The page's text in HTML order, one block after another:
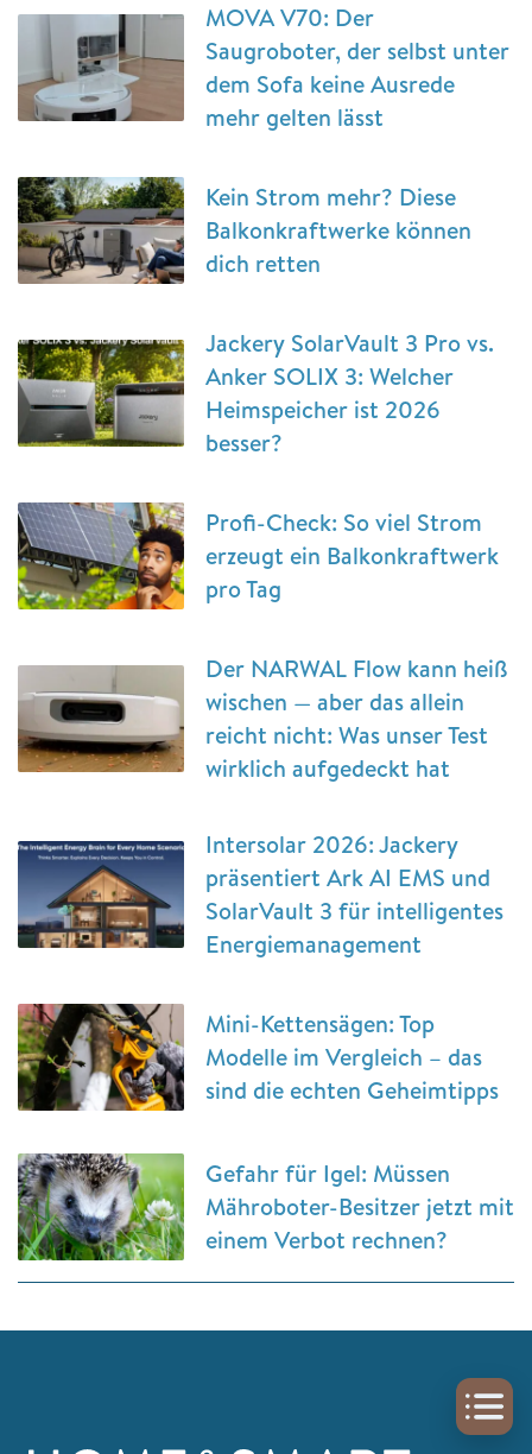
MOVA V70: Der
Saugroboter, der selbst unter
dem Sofa keine Ausrede
mehr gelten lässt
Kein Strom mehr? Diese
Balkonkraftwerke können
dich retten
Jackery SolarVault 3 Pro vs.
Anker SOLIX 3: Welcher
Heimspeicher ist 2026
besser?
Profi-Check: So viel Strom
erzeugt ein Balkonkraftwerk
pro Tag
Der NARWAL Flow kann heiß
wischen — aber das allein
reicht nicht: Was unser Test
wirklich aufgedeckt hat
Intersolar 2026: Jackery
präsentiert Ark AI EMS und
SolarVault 3 für intelligentes
Energiemanagement
Mini-Kettensägen: Top
Modelle im Vergleich – das
sind die echten Geheimtipps
Gefahr für Igel: Müssen
Mähroboter-Besitzer jetzt mit
einem Verbot rechnen?